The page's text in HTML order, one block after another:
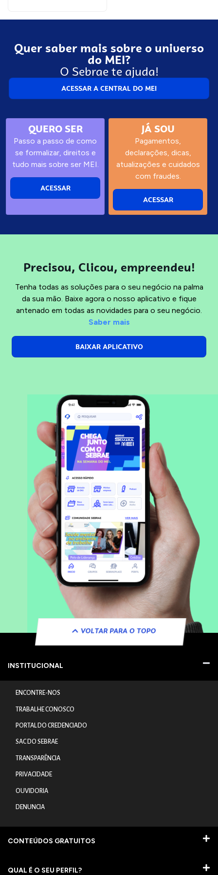
Quer saber mais sobre o universo
do MEI?
O Sebrae te ajuda!
ACESSAR A CENTRAL DO MEI
QUERO SER
Passo a passo de como
se formalizar, direitos e
tudo mais sobre ser MEI.
ACESSAR
JÁ SOU
Pagamentos,
declarações, dicas,
atualizações e cuidados
com fraudes.
ACESSAR
Precisou, Clicou, empreendeu!
Tenha todas as soluções para o seu negócio na palma
da sua mão. Baixe agora o nosso aplicativo e fique
antenado em todas as novidades para o seu negócio.
Saber mais
BAIXAR APLICATIVO
VOLTAR PARA O TOPO
INSTITUCIONAL
ENCONTRE-NOS
TRABALHE CONOSCO
PORTAL DO CREDENCIADO
SAC DO SEBRAE
TRANSPARÊNCIA
PRIVACIDADE
OUVIDORIA
DENUNCIA
CONTEÚDOS GRATUITOS
QUAL É O SEU PERFIL?